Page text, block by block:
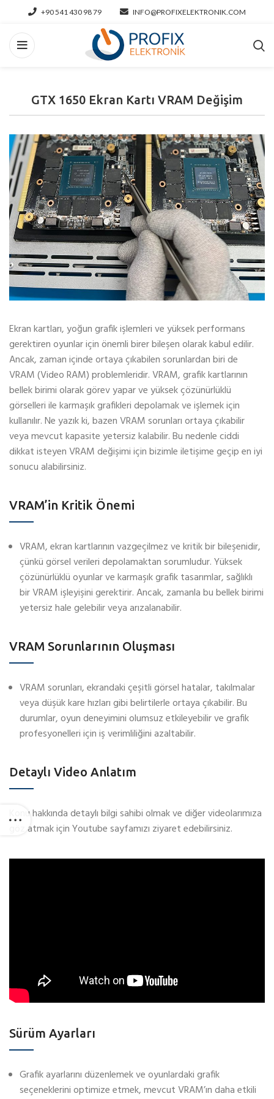
+90 541 430 98 79 INFO@PROFIXELEKTRONIK.COM
GTX 1650 Ekran Kartı VRAM Değişim
Ekran kartları, yoğun grafik işlemleri ve yüksek performans
gerektiren oyunlar için önemli birer bileşen olarak kabul edilir.
Ancak, zaman içinde ortaya çıkabilen sorunlardan biri de
VRAM (Video RAM) problemleridir. VRAM, grafik kartlarının
bellek birimi olarak görev yapar ve yüksek çözünürlüklü
görselleri ile karmaşık grafikleri depolamak ve işlemek için
kullanılır. Ne yazık ki, bazen VRAM sorunları ortaya çıkabilir
veya mevcut kapasite yetersiz kalabilir. Bu nedenle ciddi
dikkat isteyen VRAM değişimi için bizimle iletişime geçip en iyi
sonucu alabilirsiniz.
VRAM’in Kritik Önemi
VRAM, ekran kartlarının vazgeçilmez ve kritik bir bileşenidir,
çünkü görsel verileri depolamaktan sorumludur. Yüksek
çözünürlüklü oyunlar ve karmaşık grafik tasarımlar, sağlıklı
bir VRAM işleyişini gerektirir. Ancak, zamanla bu bellek birimi
yetersiz hale gelebilir veya arızalanabilir.
VRAM Sorunlarının Oluşması
VRAM sorunları, ekrandaki çeşitli görsel hatalar, takılmalar
veya düşük kare hızları gibi belirtilerle ortaya çıkabilir. Bu
durumlar, oyun deneyimini olumsuz etkileyebilir ve grafik
profesyonelleri için iş verimliliğini azaltabilir.
Detaylı Video Anlatım
Konu hakkında detaylı bilgi sahibi olmak ve diğer videolarımıza
göz atmak için Youtube sayfamızı ziyaret edebilirsiniz.
Sürüm Ayarları
Grafik ayarlarını düzenlemek ve oyunlardaki grafik
seçeneklerini optimize etmek, mevcut VRAM’ın daha etkili